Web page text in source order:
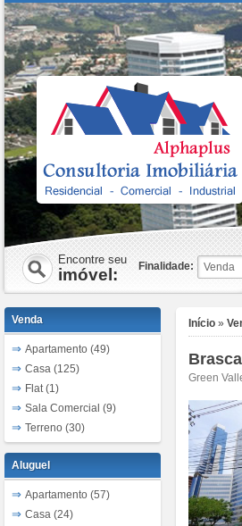
Encontre seu
imóvel: Finalidade:
Início »
Green
Venda
Apartamento (49)
Casa (125)
Flat (1)
Sala Comercial (9)
Terreno (30)
Aluguel
Apartamento (57)
Casa (24)